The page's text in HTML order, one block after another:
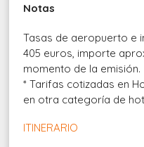
Notas
Tasas de aeropuerto e
405 euros, importe
momento de la emisión.
* Tarifas cotizadas en
en otra categoría de
ITINERARIO